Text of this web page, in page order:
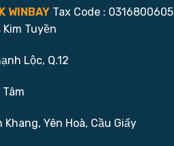
WINBAY Tax Code : 0316800605
Kim Tuyền
Lộc, Q.12
Yên Hoà, Cầu Giấy